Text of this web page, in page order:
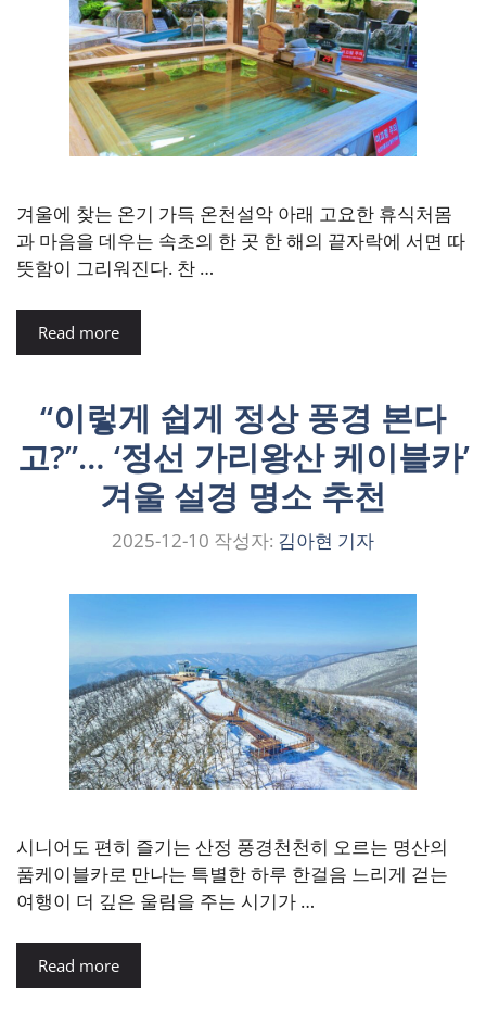
겨울에 찾는 온기 가득 온천설악 아래 고요한 휴식처몸
과 마음을 데우는 속초의 한 곳 한 해의 끝자락에 서면 따
뜻함이 그리워진다. 찬 …
Read more
“이렇게 쉽게 정상 풍경 본다
고?”… ‘정선 가리왕산 케이블카’
겨울 설경 명소 추천
2025-12-10 작성자: 김아현 기자
시니어도 편히 즐기는 산정 풍경천천히 오르는 명산의
품케이블카로 만나는 특별한 하루 한걸음 느리게 걷는
여행이 더 깊은 울림을 주는 시기가 …
Read more